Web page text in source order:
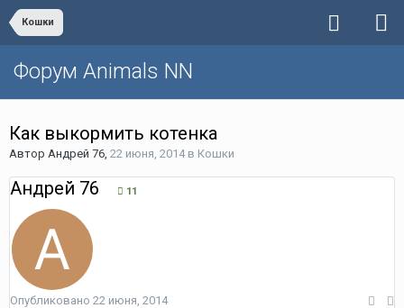
Кошки
Форум Animals NN
Как выкормить котенка
Автор Андрей 76, 22 июня, 2014в Кошки
Андрей 76 11
Опубликовано 22 июня, 2014